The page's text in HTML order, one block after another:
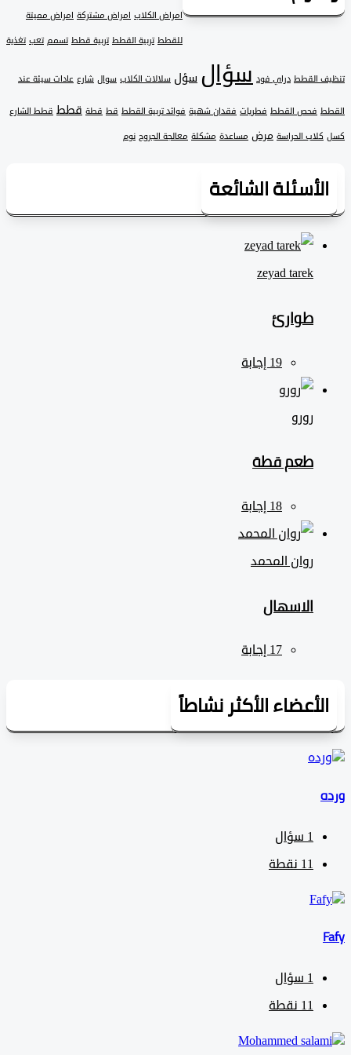
امراض الكلاب امراض مشتركة امراض مميتة
تربية القطط تربية قطط تسمم تعب تغذية
القطط دراي فود سؤالسؤل سلالات الكلاب سوال شارع عادات سيئة عند
فحص القطط فطريات فقدان شهية فوائد تربية القطط قط قطة قطط قطط الشارع
الحراسة مرض مساعدة مشكلة معالجة الجروح نوم
الشائعة
zeyad ‎tarek
طوارئ
طعم قطة
روان المحمد
الاسهال
الأكثر نشاطاً
سؤال
نقطة
سؤال
نقطة